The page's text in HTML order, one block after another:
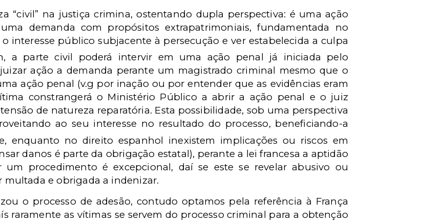
“civil” na justiça crimina, ostentando dupla perspectiva: é uma ação
demanda com propósitos extrapatrimoniais, fundamentada no
interesse público subjacente à persecução e ver estabelecida a culpa
a parte civil poderá intervir em uma ação penal já iniciada pelo
ação a demanda perante um magistrado criminal mesmo que o
ação penal (v.g por inação ou por entender que as evidências eram
constrangerá o Ministério Público a abrir a ação penal e o juiz
de natureza reparatória. Esta possibilidade, sob uma perspectiva
ao seu interesse no resultado do processo, beneficiando-a
enquanto no direito espanhol inexistem implicações ou riscos em
danos é parte da obrigação estatal), perante a lei francesa a aptidão
procedimento é excepcional, daí se este se revelar abusivo ou
multada e obrigada a indenizar.
o processo de adesão, contudo optamos pela referência à França
raramente as vítimas se servem do processo criminal para a obtenção